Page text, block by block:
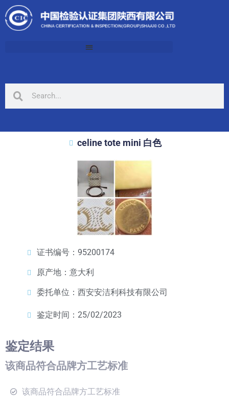
celine tote mini 白色
证书编号：95200174
原产地：意大利
委托单位：西安安洁利科技有限公司
鉴定时间：25/02/2023
鉴定结果
该商品符合品牌方工艺标准
该商品符合品牌方工艺标准